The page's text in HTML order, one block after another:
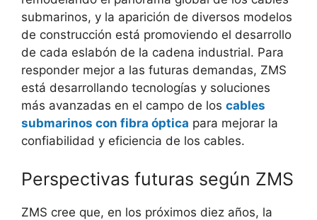
submarinos, y la aparición de diversos modelos
de construcción está promoviendo el desarrollo
de cada eslabón de la cadena industrial. Para
responder mejor a las futuras demandas, ZMS
está desarrollando tecnologías y soluciones
más avanzadas en el campo de los cables
submarinos con fibra óptica para mejorar la
confiabilidad y eficiencia de los cables.
Perspectivas futuras según ZMS
ZMS cree que, en los próximos diez años, la